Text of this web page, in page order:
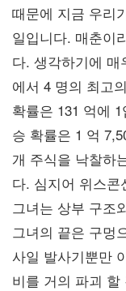
때문에 지금 우리
일입니다. 매춘이
다. 생각하기에
에서 4 명의 최고
확률은 131 억에
승 확률은 1 억
개 주식을 낙찰하
다. 심지어 위스
그녀는 상부 구조
그녀의 끝은 구멍
사일 발사기뿐만
비를 거의 파괴 할